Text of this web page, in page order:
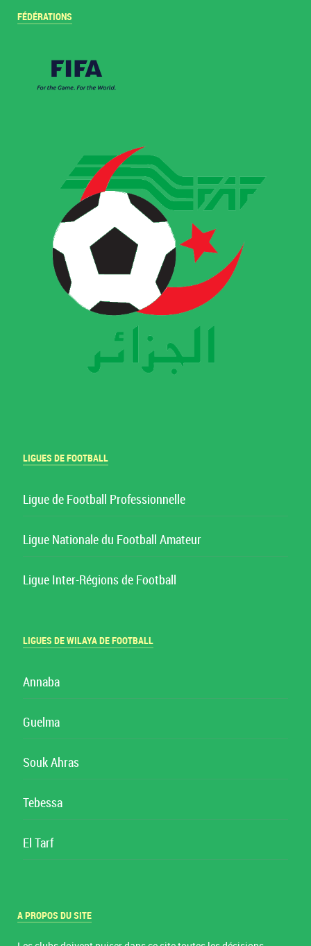
FÉDÉRATIONS
LIGUES DE FOOTBALL
Ligue de Football Professionnelle
Ligue Nationale du Football Amateur
Ligue Inter-Régions de Football
LIGUES DE WILAYA DE FOOTBALL
Annaba
Guelma
Souk Ahras
Tebessa
El Tarf
A PROPOS DU SITE